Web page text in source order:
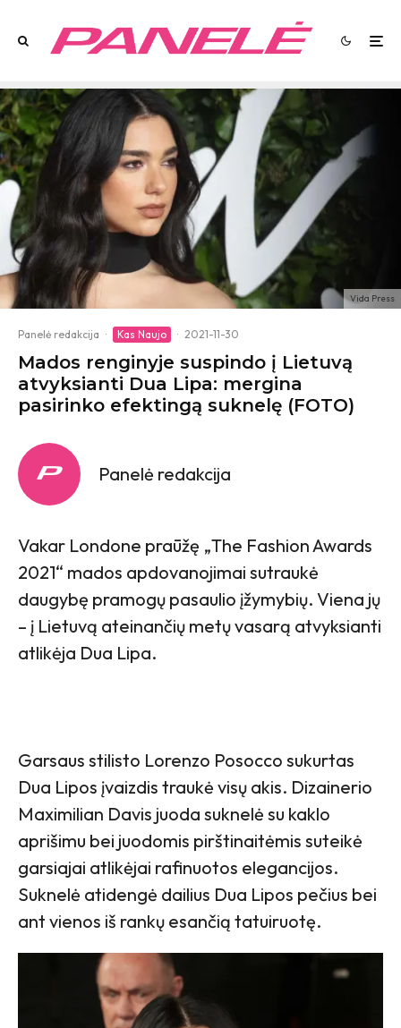
Vida Press
Panelė redakcija · Kas Naujo · 2021-11-30
Mados renginyje suspindo į Lietuvą
atvyksianti Dua Lipa: mergina
pasirinko efektingą suknelę (FOTO)
Panelė redakcija
Vakar Londone praūžę „The Fashion Awards
2021“ mados apdovanojimai sutraukė
daugybę pramogų pasaulio įžymybių. Viena jų
– į Lietuvą ateinančių metų vasarą atvyksianti
atlikėja Dua Lipa.
Garsaus stilisto Lorenzo Posocco sukurtas
Dua Lipos įvaizdis traukė visų akis. Dizainerio
Maximilian Davis juoda suknelė su kaklo
aprišimu bei juodomis pirštinaitėmis suteikė
garsiajai atlikėjai rafinuotos elegancijos.
Suknelė atidengė dailius Dua Lipos pečius bei
ant vienos iš rankų esančią tatuiruotę.